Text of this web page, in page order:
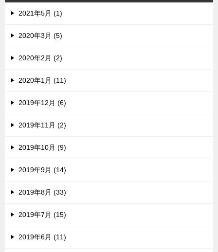
2021年5月 (1)
2020年3月 (5)
2020年2月 (2)
2020年1月 (11)
2019年12月 (6)
2019年11月 (2)
2019年10月 (9)
2019年9月 (14)
2019年8月 (33)
2019年7月 (15)
2019年6月 (11)